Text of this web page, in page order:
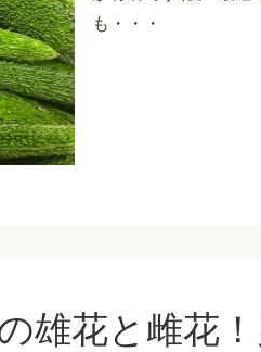
も・・・
雄花と雌花